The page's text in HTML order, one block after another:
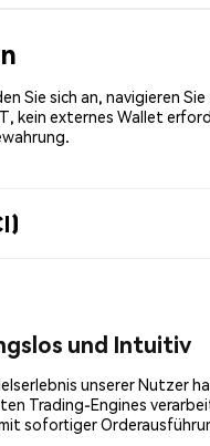
Sie sich an, navigieren Sie
kein externes Wallet
und Intuitiv
unserer Nutzer
Trading-Engines
sofortiger